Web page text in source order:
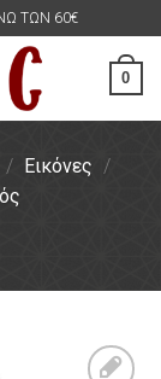
ΤΩΝ 60€
0
/ Εικόνες /